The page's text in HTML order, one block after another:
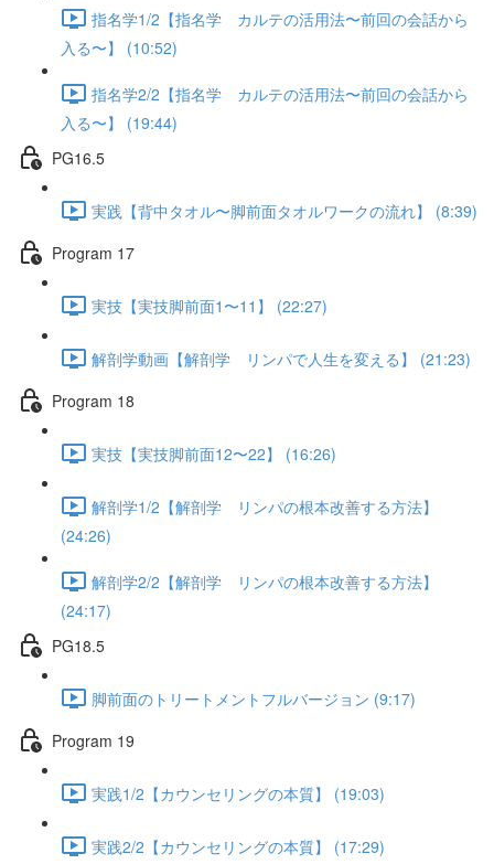
指名学1/2【指名学 カルテの活用法〜前回の会話から
入る〜】 (10:52)
指名学2/2【指名学 カルテの活用法〜前回の会話から
入る〜】 (19:44)
PG16.5
実践【背中タオル〜脚前面タオルワークの流れ】 (8:39)
Program 17
実技【実技脚前面1〜11】 (22:27)
解剖学動画【解剖学 リンパで人生を変える】 (21:23)
Program 18
実技【実技脚前面12〜22】 (16:26)
解剖学1/2【解剖学 リンパの根本改善する方法】
(24:26)
解剖学2/2【解剖学 リンパの根本改善する方法】
(24:17)
PG18.5
脚前面のトリートメントフルバージョン (9:17)
Program 19
実践1/2【カウンセリングの本質】 (19:03)
実践2/2【カウンセリングの本質】 (17:29)